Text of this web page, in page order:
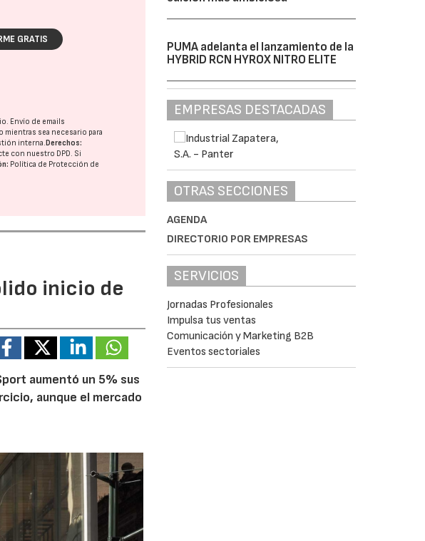
GRATIS
Envío de emails
mientras sea necesario para
interna.Derechos:
con nuestro DPD . Si
Política de Protección de
inicio de
aumentó un 5% sus
aunque el mercado
PUMA adelanta el lanzamiento de la
HYBRID RCN HYROX NITRO ELITE
EMPRESAS DESTACADAS
OTRAS SECCIONES
AGENDA
DIRECTORIO POR EMPRESAS
SERVICIOS
Jornadas Profesionales
Impulsa tus ventas
Comunicación y Marketing B2B
Eventos sectoriales